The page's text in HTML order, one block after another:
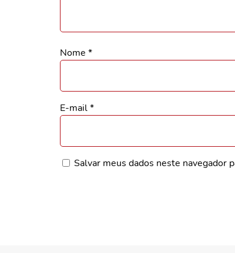
Nome *
E-mail*
Salvar meus dados neste navegador